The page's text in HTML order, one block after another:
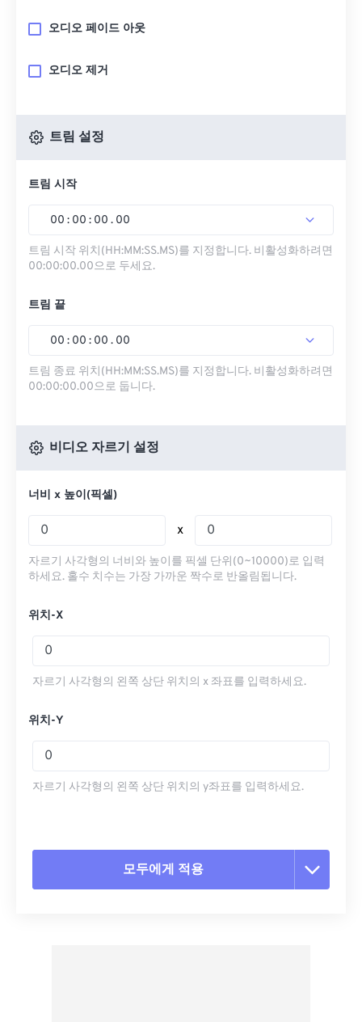
오디오 페이드 아웃
오디오 제거
트림 설정
트림 시작
00 : 00 : 00 . 00
트림 시작 위치(HH:MM:SS.MS)를 지정합니다. 비활성화하려면
00:00:00.00으로 두세요.
트림 끝
00 : 00 : 00 . 00
트림 종료 위치(HH:MM:SS.MS)를 지정합니다. 비활성화하려면
00:00:00.00으로 둡니다.
비디오 자르기 설정
너비 x 높이(픽셀)
x
자르기 사각형의 너비와 높이를 픽셀 단위(0~10000)로 입력
하세요. 홀수 치수는 가장 가까운 짝수로 반올림됩니다.
위치-X
자르기 사각형의 왼쪽 상단 위치의 x 좌표를 입력하세요.
위치-Y
자르기 사각형의 왼쪽 상단 위치의 y좌표를 입력하세요.
모두에게 적용